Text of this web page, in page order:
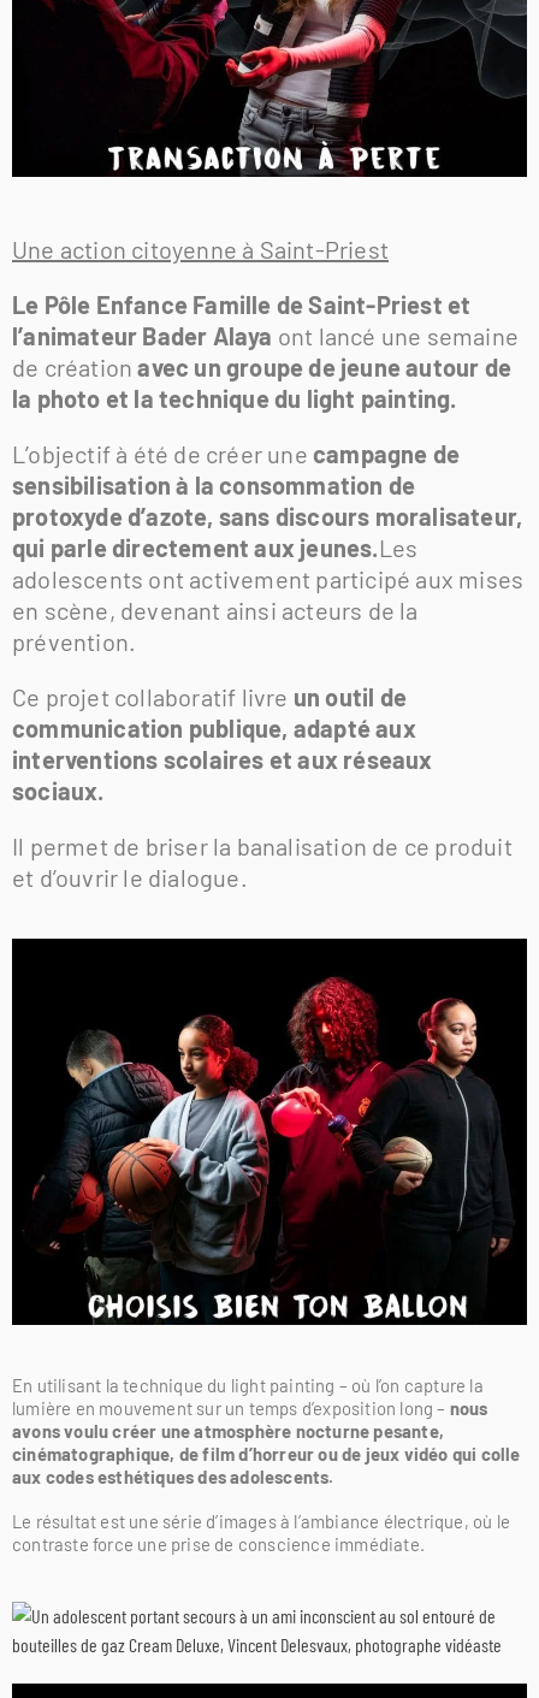
Une action citoyenne à Saint-Priest
Le Pôle Enfance Famille de Saint-Priest et
l’animateur Bader Alaya ont lancé une semaine
de création avec un groupe de jeune autour de
la photo et la technique du light painting.
L’objectif à été de créer une campagne de
sensibilisation à la consommation de
protoxyde d’azote, sans discours moralisateur,
qui parle directement aux jeunes.Les
adolescents ont activement participé aux mises
en scène, devenant ainsi acteurs de la
prévention.
Ce projet collaboratif livre un outil de
communication publique, adapté aux
interventions scolaires et aux réseaux
sociaux.
Il permet de briser la banalisation de ce produit
et d’ouvrir le dialogue.
En utilisant la technique du light painting – où l’on capture la
lumière en mouvement sur un temps d’exposition long – nous
avons voulu créer une atmosphère nocturne pesante,
cinématographique, de film d’horreur ou de jeux vidéo qui colle
aux codes esthétiques des adolescents.
Le résultat est une série d’images à l’ambiance électrique, où le
contraste force une prise de conscience immédiate.